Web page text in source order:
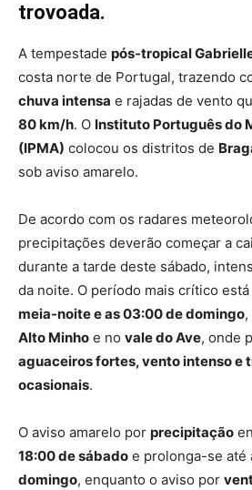
trovoada.
A tempestade pós-tropical
costa norte de Portugal, trazendo
chuva intensa e rajadas de vento
80 km/h. O Instituto Português do
(IPMA) colocou os distritos de
sob aviso amarelo.
De acordo com os radares
precipitações deverão começar a
durante a tarde deste sábado,
da noite. O período mais crítico
meia-noite e as 03:00 de domingo
Alto Minho e no vale do Ave, onde
aguaceiros fortes, vento intenso e
ocasionais.
O aviso amarelo por precipitação
18:00 de sábado e prolonga-se até
domingo, enquanto o aviso por